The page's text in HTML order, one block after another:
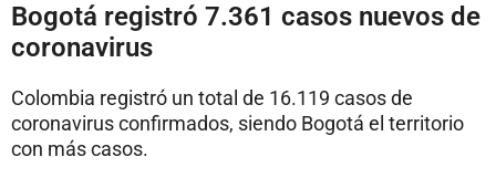
Bogotá registró 7.361 casos nuevos de
coronavirus
Colombia registró un total de 16.119 casos de
coronavirus confirmados, siendo Bogotá el territorio
con más casos.